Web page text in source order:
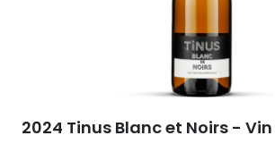
2024 Tinus Blanc et Noirs -